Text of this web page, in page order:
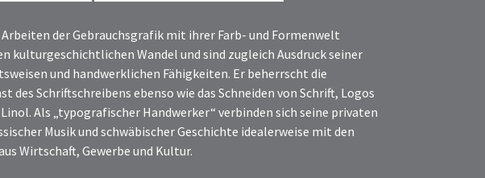
der Gebrauchsgrafik mit ihrer Farb- und Formenwelt
kulturgeschichtlichen Wandel und sind zugleich Ausdruck seiner
und handwerklichen Fähigkeiten. Er beherrscht die
des Schriftschreibens ebenso wie das Schneiden von Schrift, Logos
Als „typografischer Handwerker“ verbinden sich seine privaten
Musik und schwäbischer Geschichte idealerweise mit den
Wirtschaft, Gewerbe und Kultur.